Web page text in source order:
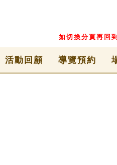
如切換分頁再回
活動回顧 導覽預約